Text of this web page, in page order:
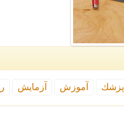
پزشك آموزش آزمایش